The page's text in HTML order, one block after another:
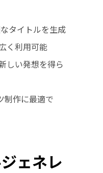
タイトルを生成
く利用可能
しい発想を得ら
制作に最適で
ェネレ